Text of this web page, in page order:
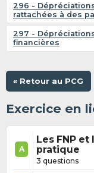
296 -
rattachées à des
297 -
financières
« Retour au PCG
Exercice en
A
Les FNP et
pratique
3 questions